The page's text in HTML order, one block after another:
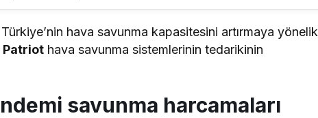
hava savunma kapasitesini artırmaya yönelik
Patriot hava savunma sistemlerinin tedarikinin
savunma harcamaları